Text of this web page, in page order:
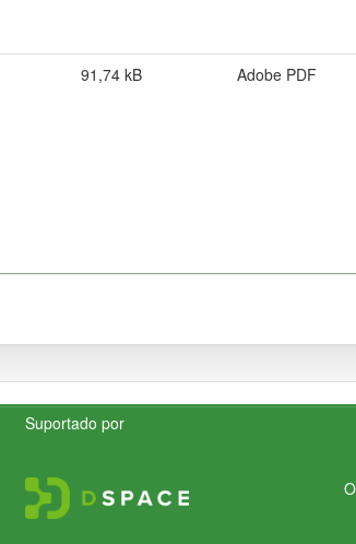
91,74 kB Adobe PDF
Suportado por